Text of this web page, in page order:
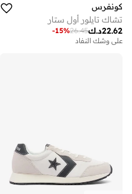
كونفرس
تشاك تايلور أول ستار
د.ك22.62
26.45
-15%
على وشك النفاد